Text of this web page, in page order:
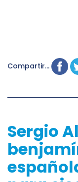
Compartir...
Sergio